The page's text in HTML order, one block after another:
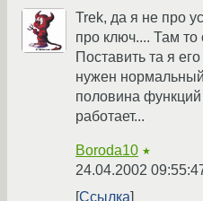
Trek, да я не про
про ключ.... Там то
Поставить та я
нужен
половина
работает...
Boroda10 ★
24.04.2002
Ссылка